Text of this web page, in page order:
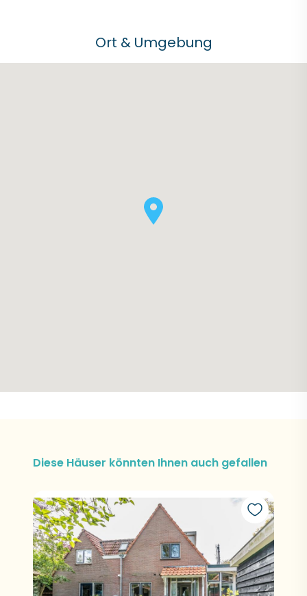
Ort & Umgebung
Diese Häuser könnten Ihnen auch gefallen